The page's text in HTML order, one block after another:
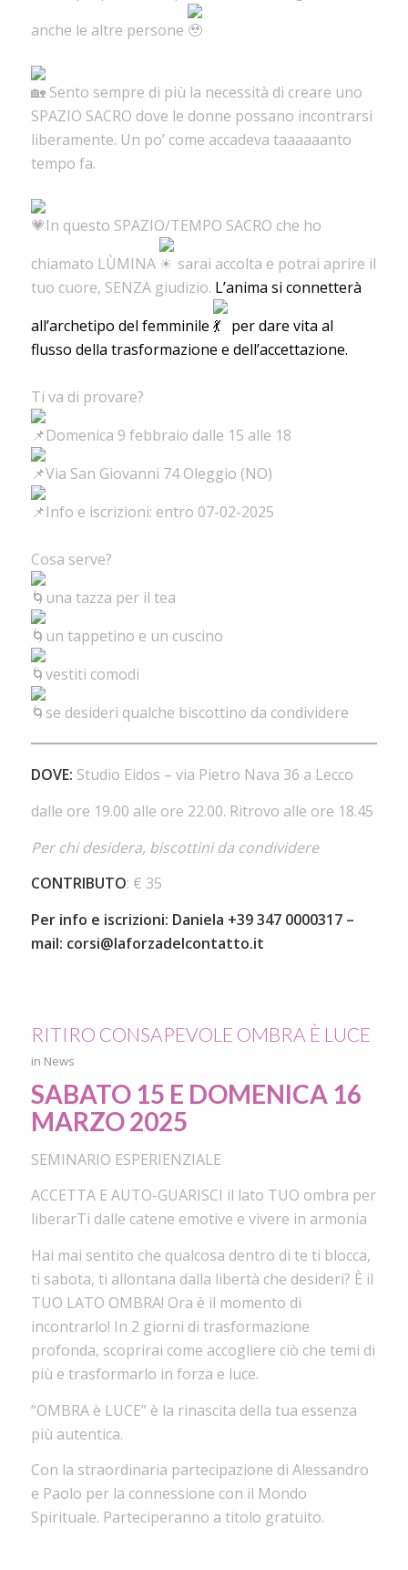
anche le altre persone
Sento sempre di più la necessità di creare uno
SPAZIO SACRO dove le donne possano incontrarsi
liberamente. Un po’ come accadeva taaaaaanto
tempo fa.
In questo SPAZIO/TEMPO SACRO che ho
chiamato LÙMINA
sarai accolta e potrai aprire il
tuo cuore, SENZA giudizio. L’anima si connetterà
all’archetipo del femminile
per dare vita al
flusso della trasformazione e dell’accettazione.
Ti va di provare?
Domenica 9 febbraio dalle 15 alle 18
Via San Giovanni 74 Oleggio (NO)
Info e iscrizioni: entro 07-02-2025
Cosa serve?
una tazza per il tea
un tappetino e un cuscino
vestiti comodi
se desideri qualche biscottino da condividere
DOVE: Studio Eidos – via Pietro Nava 36 a Lecco
dalle ore 19.00 alle ore 22.00. Ritrovo alle ore 18.45
Per chi desidera, biscottini da condividere
CONTRIBUTO: € 35
Per info e iscrizioni: Daniela +39 347 0000317 –
mail: corsi@laforzadelcontatto.it
RITIRO CONSAPEVOLE OMBRA È LUCE
in News
SABATO 15 E DOMENICA 16
MARZO 2025
SEMINARIO ESPERIENZIALE
ACCETTA E AUTO-GUARISCI il lato TUO ombra per
liberarTi dalle catene emotive e vivere in armonia
Hai mai sentito che qualcosa dentro di te ti blocca,
ti sabota, ti allontana dalla libertà che desideri? È il
TUO LATO OMBRA! Ora è il momento di
incontrarlo! In 2 giorni di trasformazione
profonda, scoprirai come accogliere ciò che temi di
più e trasformarlo in forza e luce.
“OMBRA è LUCE” è la rinascita della tua essenza
più autentica.
Con la straordinaria partecipazione di Alessandro
e Paolo per la connessione con il Mondo
Spirituale. Parteciperanno a titolo gratuito.